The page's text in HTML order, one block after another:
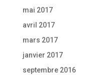
mai 2017
avril 2017
mars 2017
janvier 2017
septembre 2016